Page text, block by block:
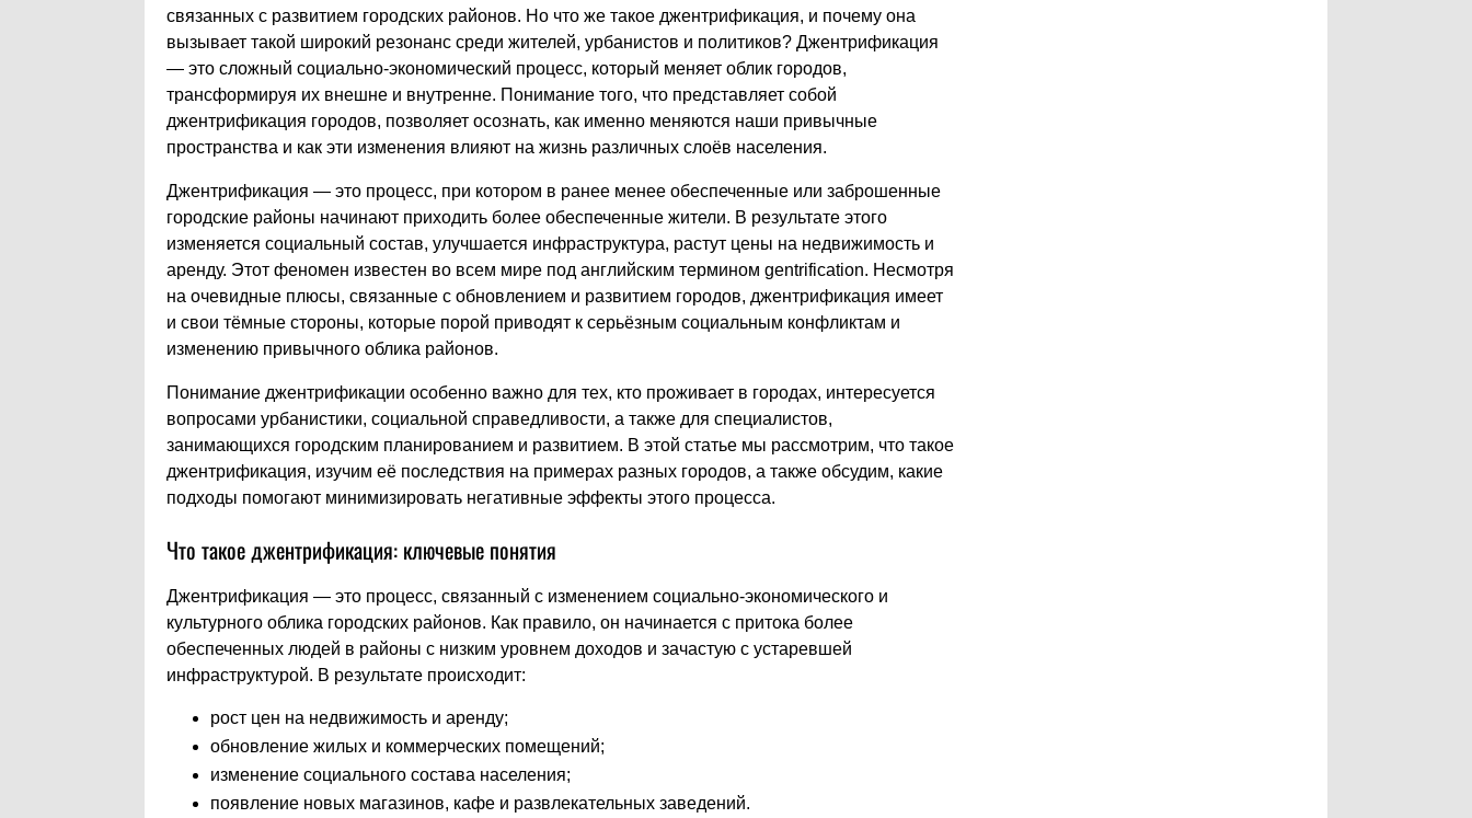
связанных с развитием городских районов. Но что же такое джентрификация, и почему она
вызывает такой широкий резонанс среди жителей, урбанистов и политиков? Джентрификация
— это сложный социально-экономический процесс, который меняет облик городов,
трансформируя их внешне и внутренне. Понимание того, что представляет собой
джентрификация городов, позволяет осознать, как именно меняются наши привычные
пространства и как эти изменения влияют на жизнь различных слоёв населения.
Джентрификация — это процесс, при котором в ранее менее обеспеченные или заброшенные
городские районы начинают приходить более обеспеченные жители. В результате этого
изменяется социальный состав, улучшается инфраструктура, растут цены на недвижимость и
аренду. Этот феномен известен во всем мире под английским термином gentrification. Несмотря
на очевидные плюсы, связанные с обновлением и развитием городов, джентрификация имеет
и свои тёмные стороны, которые порой приводят к серьёзным социальным конфликтам и
изменению привычного облика районов.
Понимание джентрификации особенно важно для тех, кто проживает в городах, интересуется
вопросами урбанистики, социальной справедливости, а также для специалистов,
занимающихся городским планированием и развитием. В этой статье мы рассмотрим, что такое
джентрификация, изучим её последствия на примерах разных городов, а также обсудим, какие
подходы помогают минимизировать негативные эффекты этого процесса.
Что такое джентрификация: ключевые понятия
Джентрификация — это процесс, связанный с изменением социально-экономического и
культурного облика городских районов. Как правило, он начинается с притока более
обеспеченных людей в районы с низким уровнем доходов и зачастую с устаревшей
инфраструктурой. В результате происходит:
рост цен на недвижимость и аренду;
обновление жилых и коммерческих помещений;
изменение социального состава населения;
появление новых магазинов, кафе и развлекательных заведений.